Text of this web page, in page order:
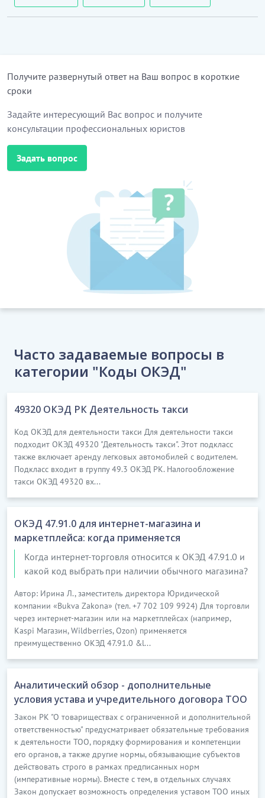
Получите развернутый ответ на Ваш вопрос в короткие
сроки
Задайте интересующий Вас вопрос и получите
консультации профессиональных юристов
Задать вопрос
Часто задаваемые вопросы в
категории "Коды ОКЭД"
49320 ОКЭД РК Деятельность такси
Код ОКЭД для деятельности такси Для деятельности такси
подходит ОКЭД 49320 "Деятельность такси". Этот подкласс
также включает аренду легковых автомобилей с водителем.
Подкласс входит в группу 49.3 ОКЭД РК. Налогообложение
такси ОКЭД 49320 вх...
ОКЭД 47.91.0 для интернет-магазина и
маркетплейса: когда применяется
Когда интернет-торговля относится к ОКЭД 47.91.0 и
какой код выбрать при наличии обычного магазина?
Автор: Ирина Л., заместитель директора Юридической
компании «Bukva Zakona» (тел. +7 702 109 9924) Для торговли
через интернет-магазин или на маркетплейсах (например,
Kaspi Магазин, Wildberries, Ozon) применяется
преимущественно ОКЭД 47.91.0 &l...
Аналитический обзор - дополнительные
условия устава и учредительного договора ТОО
Закон РК "О товариществах с ограниченной и дополнительной
ответственностью" предусматривает обязательные требования
к деятельности ТОО, порядку формирования и компетенции
его органов, а также другие нормы, обязывающие субъектов
действовать строго в рамках предписанных норм
(императивные нормы). Вместе с тем, в отдельных случаях
Закон допускает возможность определения уставом ТОО иных